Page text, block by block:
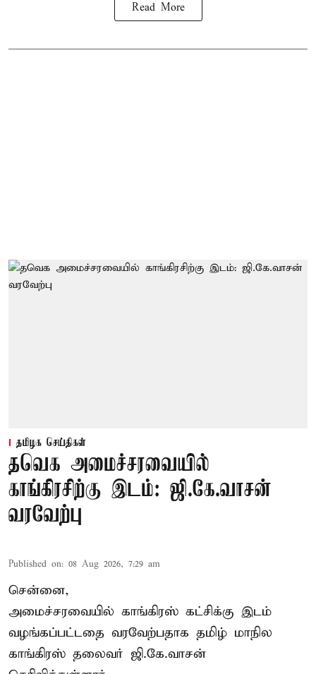
Read More
தமிழக செய்திகள்
தவெக அமைச்சரவையில்
காங்கிரசிற்கு இடம்: ஜி.கே.வாசன்
வரவேற்பு
Published on: 08 Aug 2026, 7:29 am
சென்னை,
அமைச்சரவையில் காங்கிரஸ் கட்சிக்கு இடம்
வழங்கப்பட்டதை வரவேற்பதாக தமிழ் மாநில
காங்கிரஸ் தலைவர் ஜி.கே.வாசன்